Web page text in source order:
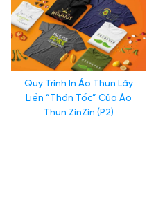
Quy Trình In Áo Thun Lấy
Liền “Thần Tốc” Của Áo
Thun ZinZin (P2)